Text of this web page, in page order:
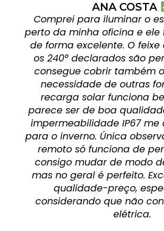
ANA COSTA
Comprei para iluminar o
perto da minha oficina e ele
de forma excelente. O feixe
os 240° declarados são
consegue cobrir também
necessidade de outras
recarga solar funciona
parece ser de boa
impermeabilidade IP67 me
para o inverno. Única
remoto só funciona de
consigo mudar de modo
mas no geral é perfeito.
qualidade-preço,
considerando que não
elétrica.